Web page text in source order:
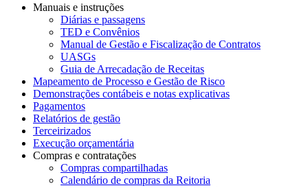
Manuais e instruções
Diárias e passagens
TED e Convênios
Manual de Gestão e Fiscalização de Contratos
UASGs
Guia de Arrecadação de Receitas
Mapeamento de Processo e Gestão de Risco
Demonstrações contábeis e notas explicativas
Pagamentos
Relatórios de gestão
Terceirizados
Execução orçamentária
Compras e contratações
Compras compartilhadas
Calendário de compras da Reitoria